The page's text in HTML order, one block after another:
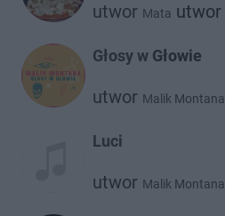
utwor Mata utwor
Głosy w Głowie
utwor Malik Montana
Luci
utwor Malik Montana